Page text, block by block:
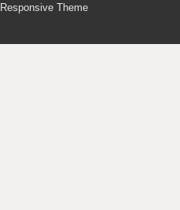
Responsive Theme